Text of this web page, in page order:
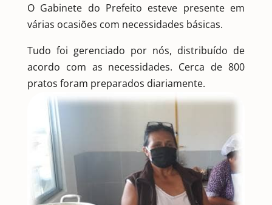
O Gabinete do Prefeito esteve presente em
várias ocasiões com necessidades básicas.
Tudo foi gerenciado por nós, distribuído de
acordo com as necessidades. Cerca de 800
pratos foram preparados diariamente.